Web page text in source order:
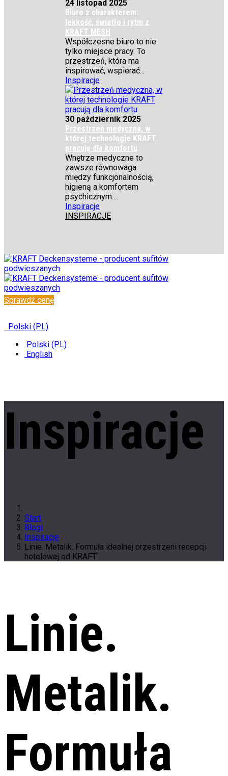
24 listopad 2025
Biuro z charakterem:
lekkość, światło i rytm z
KRAFT MESH
Współczesne biuro to nie
tylko miejsce pracy. To
przestrzeń, która ma
inspirować, wspierać...
Inspiracje
30 październik 2025
Przestrzeń medyczna, w
której technologie KRAFT
pracują dla komfortu
Wnętrze medyczne to
zawsze równowaga
między funkcjonalnością,
higieną a komfortem
psychicznym....
Inspiracje
INSPIRACJE
Sprawdź cenę
Polski (PL)
Polski (PL)
English
Inspiracje
Start
Blogi
Inspiracje
Linie. Metalik. Formuła idealnej przestrzeni recepcji
hotelowej od KRAFT
Linie.
Metalik.
Formuła